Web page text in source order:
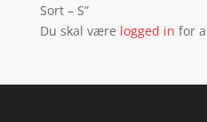
Sort – S”
Du skal være logged in for